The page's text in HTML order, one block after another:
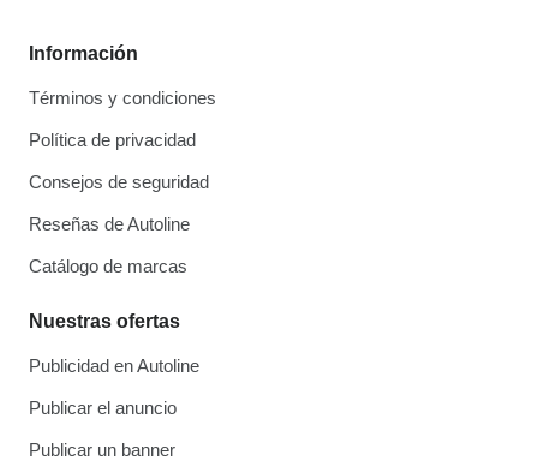
Información
Términos y condiciones
Política de privacidad
Consejos de seguridad
Reseñas de Autoline
Catálogo de marcas
Nuestras ofertas
Publicidad en Autoline
Publicar el anuncio
Publicar un banner